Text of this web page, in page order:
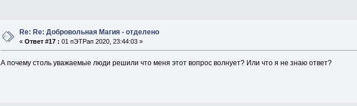
Re: Re: Добровольная Магия - отделено
«Ответ #17 : 01 пЭТРап 2020, 23:44:03 »
А почему столь уважаемые люди решили что меня этот вопрос волнует? Или что я не знаю ответ?